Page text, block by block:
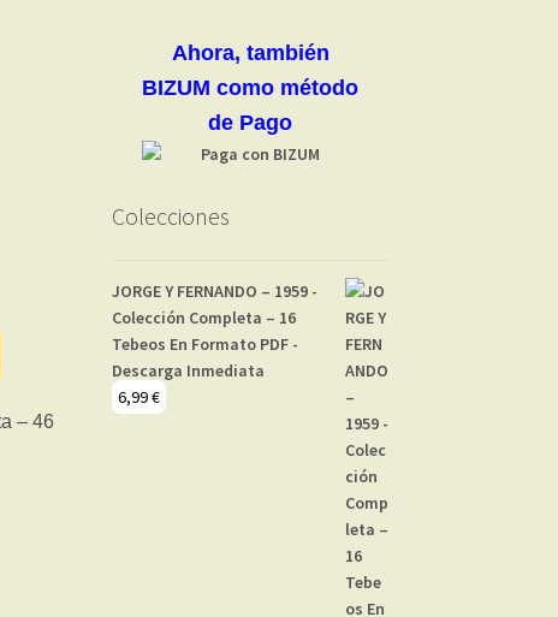
Ahora, también
BIZUM como método
de Pago
Colecciones
JORGE Y FERNANDO – 1959 -
Colección Completa – 16
Tebeos En Formato PDF -
Descarga Inmediata
6,99€